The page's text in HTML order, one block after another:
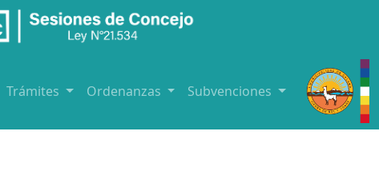
Trámites Ordenanzas Subvenciones